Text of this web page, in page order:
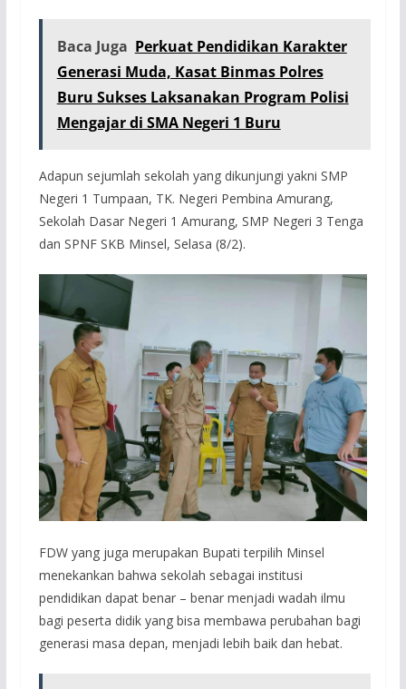
Baca Juga Perkuat Pendidikan Karakter
Generasi Muda, Kasat Binmas Polres
Buru Sukses Laksanakan Program Polisi
Mengajar di SMA Negeri 1 Buru
Adapun sejumlah sekolah yang dikunjungi yakni SMP
Negeri 1 Tumpaan, TK. Negeri Pembina Amurang,
Sekolah Dasar Negeri 1 Amurang, SMP Negeri 3 Tenga
dan SPNF SKB Minsel, Selasa (8/2).
FDW yang juga merupakan Bupati terpilih Minsel
menekankan bahwa sekolah sebagai institusi
pendidikan dapat benar – benar menjadi wadah ilmu
bagi peserta didik yang bisa membawa perubahan bagi
generasi masa depan, menjadi lebih baik dan hebat.